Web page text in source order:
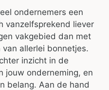
ondernemers een
vanzelfsprekend liever
vakgebied dan met
allerlei bonnetjes.
inzicht in de
jouw onderneming, en
belang. Aan de hand